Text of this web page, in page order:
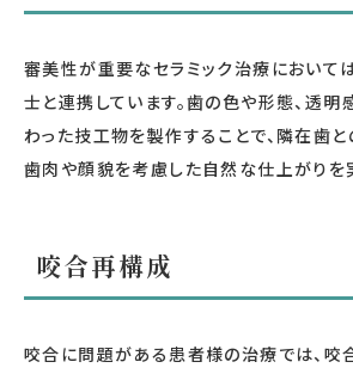
審美性が重要なセラミック治療において
士と連携しています。歯の色や形態、透明
わった技工物を製作することで、隣在歯と
歯肉や顔貌を考慮した自然な仕上がりを
咬合再構成
咬合に問題がある患者様の治療では、咬